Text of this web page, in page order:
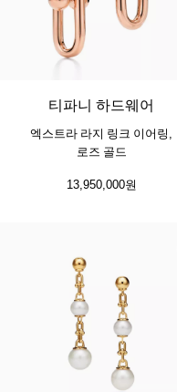
티파니 하드웨어
엑스트라 라지 링크 이어링,
로즈 골드
13,950,000원